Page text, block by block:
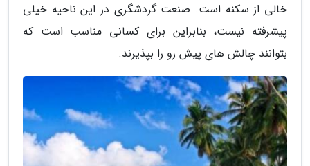
خالی از سکنه است. صنعت گردشگری در این ناحیه خیلی
پیشرفته نیست، بنابراین برای کسانی مناسب است که
بتوانند چالش های پیش رو را بپذیرند.